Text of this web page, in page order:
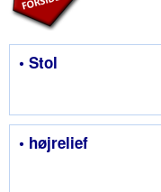
• Stol
• højrelief